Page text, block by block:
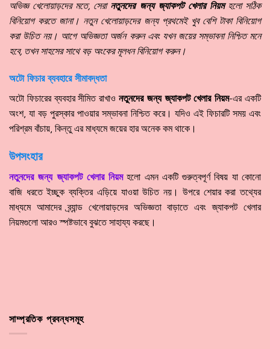
অভিজ্ঞ খেলোয়াড়দের মতে, সেরা নতুনদের জন্য জ্যাকপট খেলার নিয়মহলো সঠিক
বিনিয়োগ করতে জানা। নতুন খেলোয়াড়দের জন্য প্রথমেই খুব বেশি টাকা বিনিয়োগ
করা উচিত নয়। আগে অভিজ্ঞতা অর্জন করুন এবং যখন জয়ের সম্ভাবনা নিশ্চিত মনে
হবে, তখন সাহসের সাথে বড় অংকের মূলধন বিনিয়োগ করুন।
অটো ফিচার ব্যবহারে সীমাবদ্ধতা
অটো ফিচারের ব্যবহার সীমিত রাখাও নতুনদের জন্য জ্যাকপট খেলার নিয়ম-এর একটি
অংশ, যা বড় পুরস্কার পাওয়ার সম্ভাবনা নিশ্চিত করে। যদিও এই ফিচারটি সময় এবং
পরিশ্রম বাঁচায়, কিন্তু এর মাধ্যমে জয়ের হার অনেক কম থাকে।
উপসংহার
নতুনদের জন্য জ্যাকপট খেলার নিয়মহলো এমন একটি গুরুত্বপূর্ণ বিষয় যা কোনো
বাজি ধরতে ইচ্ছুক ব্যক্তির এড়িয়ে যাওয়া উচিত নয়। উপরে শেয়ার করা তথ্যের
মাধ্যমে আমাদের ব্র্যান্ড খেলোয়াড়দের অভিজ্ঞতা বাড়াতে এবং জ্যাকপট খেলার
নিয়মগুলো আরও স্পষ্টভাবে বুঝতে সাহায্য করছে।
সাম্প্রতিক প্রবন্ধসমূহ